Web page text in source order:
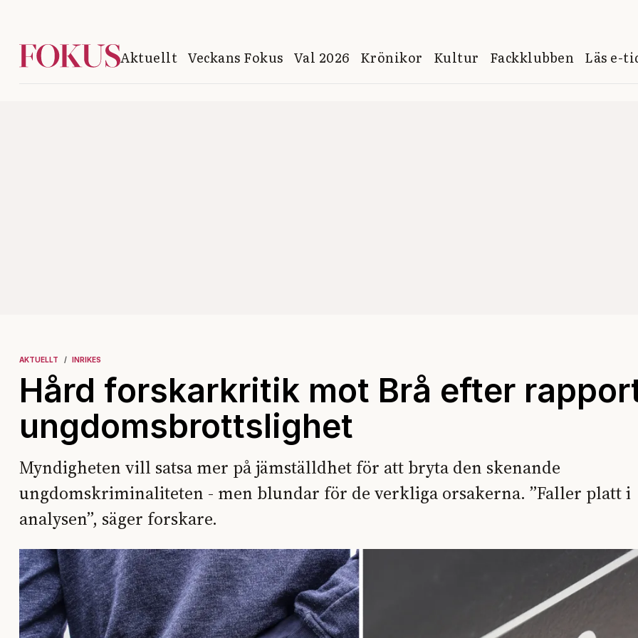
Aktuellt Veckans Fokus Val 2026 Krönikor Kultur Fackklubben Läs e-
AKTUELLT INRIKES
Hård forskarkritik mot Brå efter
ungdomsbrottslighet
Myndigheten vill satsa mer på jämställdhet för att bryta den skenande
ungdomskriminaliteten - men blundar för de verkliga orsakerna. ”Faller platt i
analysen”, säger forskare.